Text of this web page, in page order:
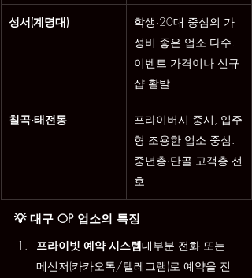
성서(계명대)
학생·20대 중심의 가
성비 좋은 업소 다수.
이벤트 가격이나 신규
샵 활발
칠곡·태전동
프라이버시 중시, 입주
형 조용한 업소 중심.
중년층·단골 고객층 선
호
💡 대구 OP 업소의 특징
프라이빗 예약 시스템대부분 전화 또는
메신저(카카오톡/텔레그램)로 예약을 진